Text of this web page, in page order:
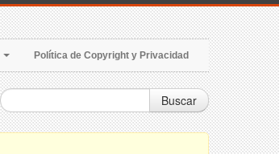
Política de Copyright y Privacidad
Buscar